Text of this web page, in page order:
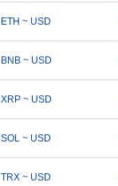
ETH ~ USD
BNB ~ USD
XRP ~ USD
SOL ~ USD
TRX ~ USD